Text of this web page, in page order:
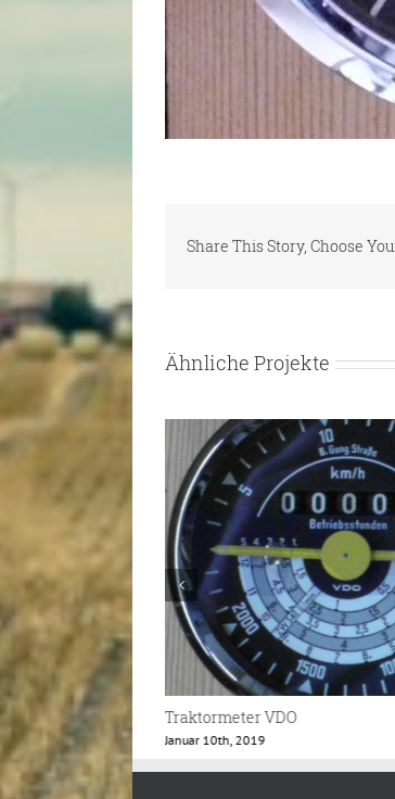
Share This Story, Choose
Ähnliche Projekte
Traktormeter
November 21st, 2018